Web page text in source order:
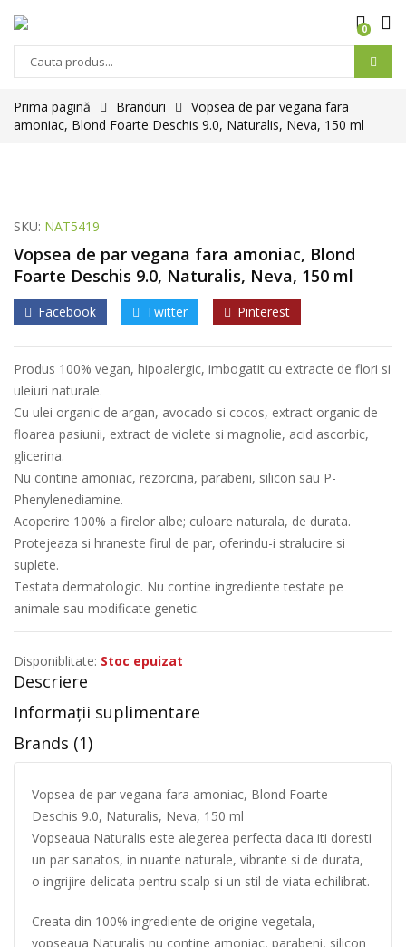
0
Prima pagină Branduri
Vopsea de par vegana fara
amoniac, Blond Foarte Deschis 9.0, Naturalis, Neva, 150 ml
SKU: NAT5419
Vopsea de par vegana fara amoniac, Blond
Foarte Deschis 9.0, Naturalis, Neva, 150 ml
Facebook Twitter Pinterest
Produs 100% vegan, hipoalergic, imbogatit cu extracte de flori si
uleiuri naturale.
Cu ulei organic de argan, avocado si cocos, extract organic de
floarea pasiunii, extract de violete si magnolie, acid ascorbic,
glicerina.
Nu contine amoniac, rezorcina, parabeni, silicon sau P-
Phenylenediamine.
Acoperire 100% a firelor albe; culoare naturala, de durata.
Protejeaza si hraneste firul de par, oferindu-i stralucire si
suplete.
Testata dermatologic. Nu contine ingrediente testate pe
animale sau modificate genetic.
Disponiblitate: Stoc epuizat
Descriere
Informații suplimentare
Brands (1)
Vopsea de par vegana fara amoniac, Blond Foarte
Deschis 9.0, Naturalis, Neva, 150 ml
Vopseaua Naturalis este alegerea perfecta daca iti doresti
un par sanatos, in nuante naturale, vibrante si de durata,
o ingrijire delicata pentru scalp si un stil de viata echilibrat.
Creata din 100% ingrediente de origine vegetala,
vopseaua Naturalis nu contine amoniac, parabeni, silicon